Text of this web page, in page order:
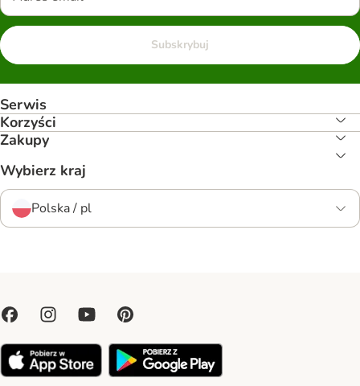
Subskrybuj
Serwis
Korzyści
Zakupy
Wybierz kraj
Polska / pl